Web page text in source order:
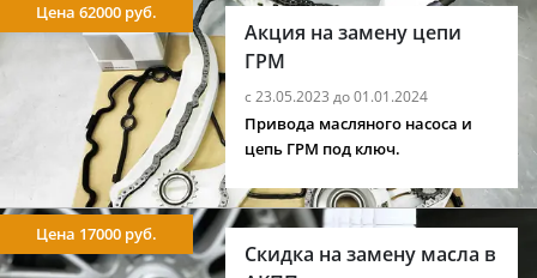
Акция на замену цепи
ГРМ
с 23.05.2023 до 01.01.2024
Цена 62000 руб.
Привода масляного насоса и
цепь ГРМ под ключ.
Скидка на замену масла в
Цена 17000 руб.